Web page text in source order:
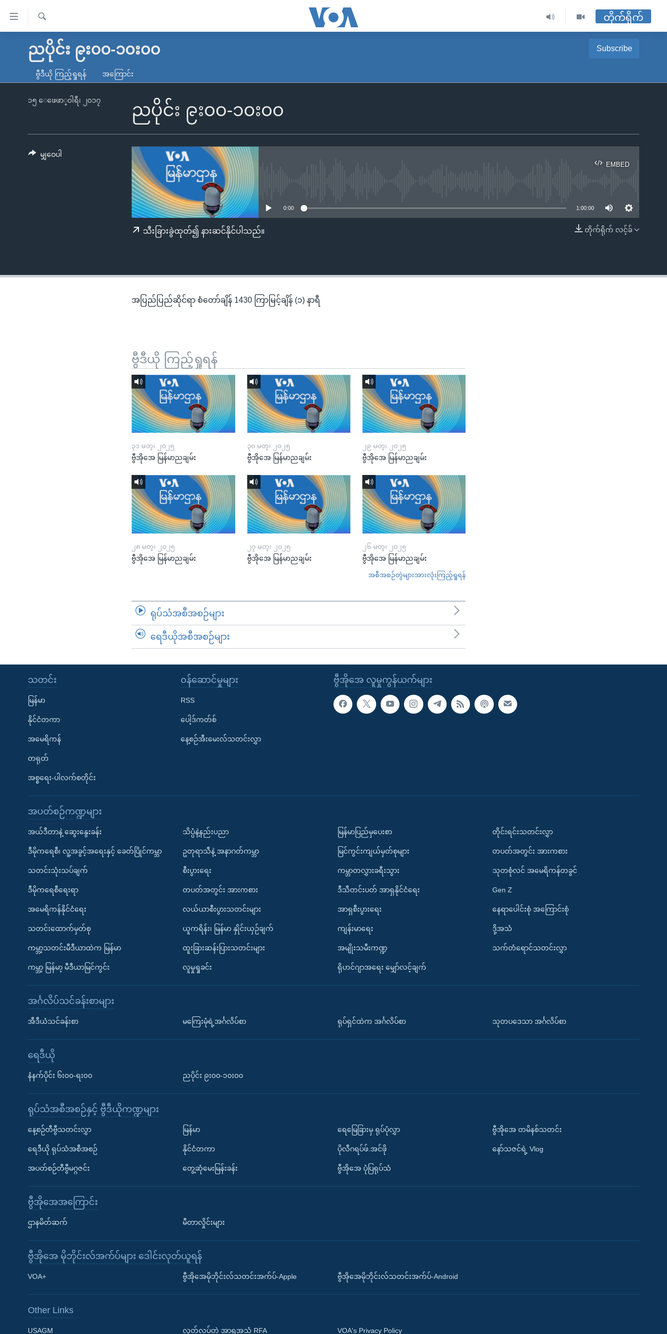
လွယ်ကူ
သည့်
ကျော်
မူလစာမျက်နှာ
ကမ္ဘာ့သတင်းများ
နိုင်ငံတကာ
တရုတ်
အစ္စရေး-ပါလက်စတိုင်း
ရပ်ဝန်းတခု လမ်းတခု အလွန်
အင်္ဂလိပ်စာလေ့လာမယ်
Learning English
ရ
လာ
တိုက်ရိုက်
ညပိုင်း ၉း၀၀-၁၀း၀၀ Subscribe
Spotify
ဗွီဒီယို ကြည့်ရှုရန် အကြောင်း
ညပိုင်း ၉း၀၀-၁၀း၀၀
၁၅ ေဖေဖာ္၀ါရီ၊ ၂၀၁၇
EMBED
EMBED
0:00 1:00:00
တိုက်ရိုက် လင့်ခ်
သီးခြားခွဲထုတ်၍ နားဆင်နိုင်ပါသည်။
မျှဝေပါ
အပြည်ပြည်ဆိုင်ရာ စံတော်ချိန် 1430 ကြာမြင့်ချိန် (၁) နာရီ
ဗွီဒီယို ကြည့်ရှုရန်
၃၁ မတ္၊ ၂၀၂၅
ဗွီအိုအေ မြန်မာညချမ်း
၃၀ မတ္၊ ၂၀၂၅
ဗွီအိုအေ မြန်မာညချမ်း
၂၉ မတ္၊ ၂၀၂၅
ဗွီအိုအေ မြန်မာညချမ်း
၂၈ မတ္၊ ၂၀၂၅
ဗွီအိုအေ မြန်မာညချမ်း
၂၇ မတ္၊ ၂၀၂၅
ဗွီအိုအေ မြန်မာညချမ်း
၂၆ မတ္၊ ၂၀၂၅
ဗွီအိုအေ မြန်မာညချမ်း
အစီအစဉ်တွဲများအားလုံးကြည့်ရှုရန်
ရုပ်သံအစီအစဉ်များ
ရေဒီယိုအစီအစဉ်များ
ဗွီအိုအေ လူမှုကွန်ယက်များ
သတင်း
မြန်မာ
နိုင်ငံတကာ
အမေရိကန်
တရုတ်
အစ္စရေး-ပါလက်စတိုင်း
၀န်ဆောင်မှုများ
RSS
ပေါ့ဒ်ကတ်စ်
နေ့စဉ်အီးမေးလ်သတင်းလွှာ
အပတ်စဉ်ကဏ္ဍများ
အယ်ဒီတာနဲ့ ဆွေးနွေးခန်း
ဒီမိုကရေစီ၊ လူ့အခွင့်အရေးနှင့် ခေတ်ပြိုင်ကမ္ဘာ
သတင်းသုံးသပ်ချက်
ဒီမိုကရေစီရေးရာ
အမေရိကန်နိုင်ငံရေး
သတင်းထောက်မှတ်စု
ကမ္ဘာ့သတင်းမီဒီယာထဲက မြန်မာ
ကမ္ဘာ့ မြန်မာ့ မီဒီယာမြင်ကွင်း
သိပ္ပံနဲ့နည်းပညာ
ဥတုရာသီနဲ့ အနာဂတ်ကမ္ဘာ
စီးပွားရေး
တပတ်အတွင်း အားကစား
လယ်ယာစီးပွားသတင်းများ
ယူကရိန်း၊ မြန်မာ နှိုင်းယှဉ်ချက်
ထူးခြားဆန်းပြားသတင်းများ
လူမှုရှုခင်း
မြန်မာပြည်မှပေးစာ
မြင်ကွင်းကျယ်မှတ်စုများ
ကမ္ဘာတလွှားခရီးသွား
ဒီသီတင်းပတ် အာရှနိုင်ငံရေး
အာရှစီးပွားရေး
ကျန်းမာရေး
အမျိုးသမီးကဏ္ဍ
ရိုဟင်ဂျာအရေး မျှော်လင့်ချက်
တိုင်းရင်းသတင်းလွှာ
တပတ်အတွင်း အားကစား
သုတစုံလင် အမေရိကန်တခွင်
Gen Z
နေရာပေါင်းစုံ အကြောင်းစုံ
ဒို့အသံ
သက်တံရောင်သတင်းလွှာ
အင်္ဂလိပ်သင်ခန်းစာများ
အီဒီယံသင်ခန်းစာ မကြေးမုံရဲ့အင်္ဂလိပ်စာ ရုပ်ရှင်ထဲက အင်္ဂလိပ်စာ သုတပဒေသာ အင်္ဂလိပ်စာ
ရေဒီယို
နံနက်ပိုင်း ၆း၀၀-ရး၀၀ ညပိုင်း ၉း၀၀-၁၀း၀၀
ရုပ်သံအစီအစဉ်နှင့် ဗွီဒီယိုကဏ္ဍများ
နေ့စဉ်တီဗွီသတင်းလွှာ
ရေဒီယို ရုပ်သံအစီအစဉ်
အပတ်စဉ်တီဗွီမဂ္ဂဇင်း
မြန်မာ
နိုင်ငံတကာ
တွေ့ဆုံမေးမြန်းခန်း
ရေမြေခြားမှ ရုပ်ပုံလွှာ
ပိုလီဂရပ်ဖ်.အင်ဖို
ဗွီအိုအေ ပုံပြရုပ်သံ
ဗွီအိုအေ တမိနစ်သတင်း
နော်သဇင်ရဲ့ Vlog
ဗွီအိုအေအကြောင်း
ဌာနမိတ်ဆက် မီတာလှိုင်းများ
ဗွီအိုအေ မိုဘိုင်းလ်အက်ပ်များ ဒေါင်းလုတ်ယူရန်
VOA+ ဗွီအိုအေမိုဘိုင်းလ်သတင်းအက်ပ်-Apple ဗွီအိုအေမိုဘိုင်းလ်သတင်းအက်ပ်-Android
Other Links
USAGM လွတ်လပ်တဲ့ အာရှအသံ RFA VOA's Privacy Policy